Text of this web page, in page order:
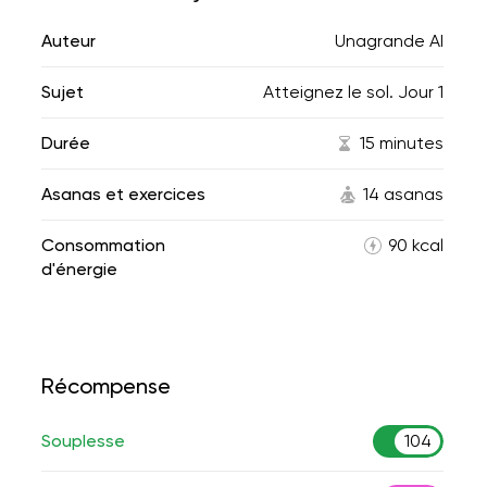
Auteur Unagrande AI
Sujet Atteignez le sol. Jour 1
Durée 15 minutes
Asanas et exercices 14 asanas
Consommation
d'énergie
90 kcal
Récompense
Souplesse 104